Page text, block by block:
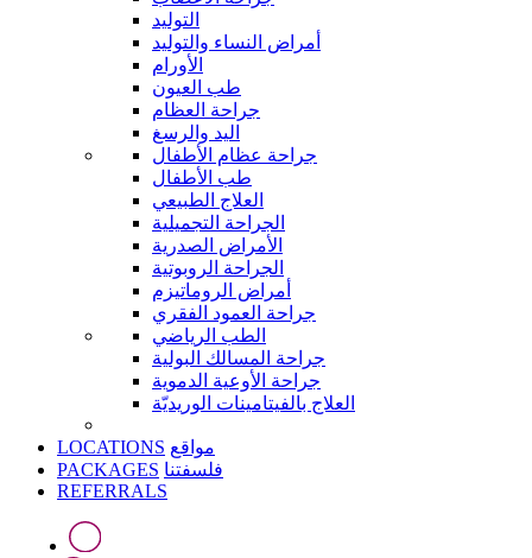
التوليد
أمراض النساء والتوليد
الأورام
طب العيون
جراحة العظام
اليد والرسغ
جراحة عظام الأطفال
طب الأطفال
العلاج الطبيعي
الجراحة التجميلية
الأمراض الصدرية
الجراحة الروبوتية
أمراض الروماتيزم
جراحة العمود الفقري
الطب الرياضي
جراحة المسالك البولية
جراحة الأوعية الدموية
العلاج بالفيتامينات الوريديّة
LOCATIONS مواقع
PACKAGES فلسفتنا
REFERRALS